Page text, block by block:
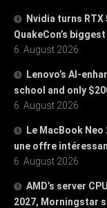
Nvidia turns RTX
QuakeCon’s
6. August 2026
Lenovo’s AI-
school and only
6. August 2026
Le MacBook
une offre
6. August 2026
AMD’s server
2027, Morningstar